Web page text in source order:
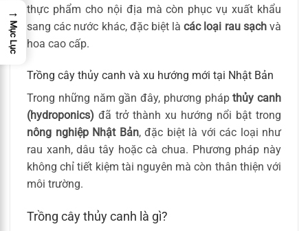
thực phẩm cho nội địa mà còn phục vụ xuất khẩu
sang các nước khác, đặc biệt làcác loại rau sạchvà
hoa cao cấp.
Trồng cây thủy canh và xu hướng mới tại Nhật Bản
Trong những năm gần đây, phương phápthủy canh
(hydroponics) đã trở thành xu hướng nổi bật trong
nông nghiệp Nhật Bản, đặc biệt là với các loại như
rau xanh, dâu tây hoặc cà chua. Phương pháp này
không chỉ tiết kiệm tài nguyên mà còn thân thiện với
môi trường.
Trồng cây thủy canh là gì?
→
Mục Lục